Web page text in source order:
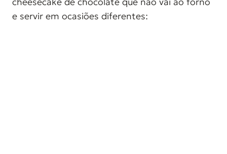
e servir em ocasiões diferentes: